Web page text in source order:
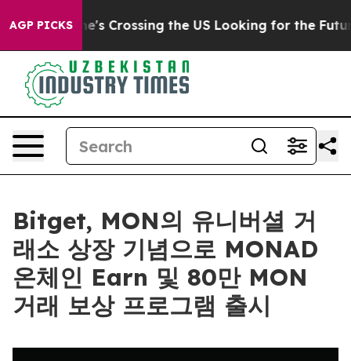
AGP PICKS
At 24, she's Crossing the US Looking for the Future
Bitget, MON의 유니버셜 거
래소 상장 기념으로 MONAD
온체인 Earn 및 80만 MON
거래 보상 프로그램 출시